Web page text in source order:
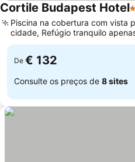
Cortile Budapest Hotel
Piscina na cobertura com vista
cidade, Refúgio tranquilo
adultos
De € 132
Consulte os preços de 8 sites